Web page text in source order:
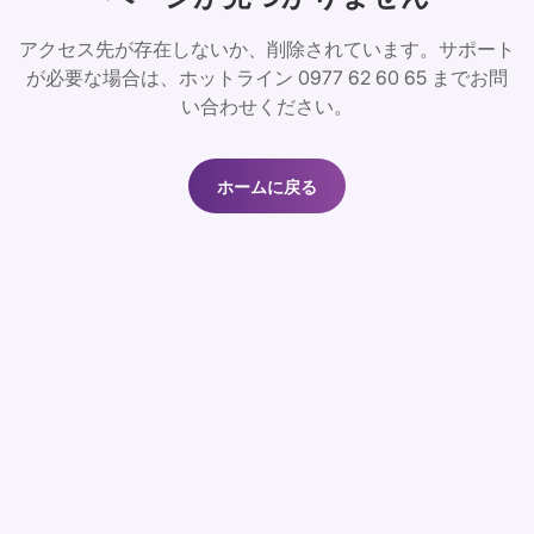
アクセス先が存在しないか、削除されています。サポート
が必要な場合は、ホットライン 0977 62 60 65 までお問
い合わせください。
ホームに戻る
ホームに戻る